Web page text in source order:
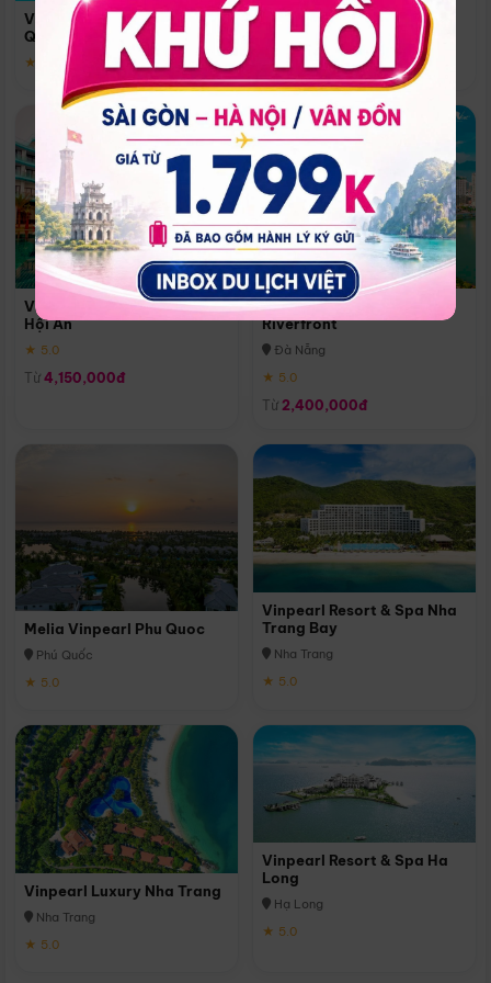
Vinpearl Resort & Spa Phu
Quoc
★ 5.0
Quoc
Phú Quốc
★ 5.0
Vinpearl Resort & Golf Nam
Hội An
★ 5.0
Từ 4,150,000đ
Melia Vinpearl Danang
Riverfront
Đà Nẵng
★ 5.0
Từ 2,400,000đ
Melia Vinpearl Phu Quoc
Phú Quốc
★ 5.0
Vinpearl Resort & Spa Nha
Trang Bay
Nha Trang
★ 5.0
Vinpearl Luxury Nha Trang
Nha Trang
★ 5.0
Vinpearl Resort & Spa Ha
Long
Hạ Long
★ 5.0